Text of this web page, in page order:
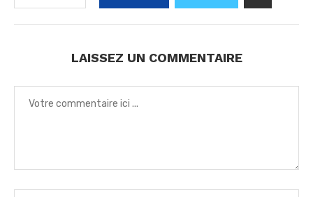
LAISSEZ UN COMMENTAIRE